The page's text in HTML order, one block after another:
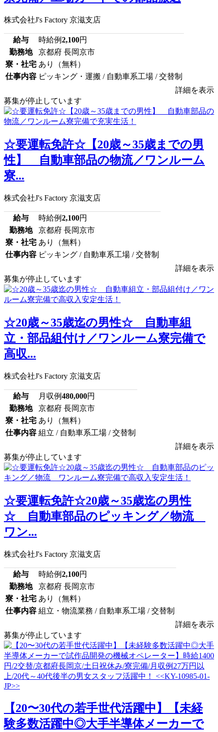
株式会社J's Factory 京滋支店
給与 時給例2,100円
勤務地
京都府 長岡京市
寮・社宅 あり（無料）
仕事内容 ピッキング・運搬 / 自動車系工場 / 交替制
詳細を表示
募集が停止しています
☆要運転免許☆【20歳～35歳までの男
性】 自動車部品の物流／ワンルーム
寮...
株式会社J's Factory 京滋支店
給与 時給例2,100円
勤務地
京都府 長岡京市
寮・社宅 あり（無料）
仕事内容 ピッキング / 自動車系工場 / 交替制
詳細を表示
募集が停止しています
☆20歳～35歳迄の男性☆ 自動車組
立・部品組付け／ワンルーム寮完備で
高収...
株式会社J's Factory 京滋支店
給与 月収例480,000円
勤務地
京都府 長岡京市
寮・社宅 あり（無料）
仕事内容 組立 / 自動車系工場 / 交替制
詳細を表示
募集が停止しています
☆要運転免許☆20歳～35歳迄の男性
☆ 自動車部品のピッキング／物流
ワン...
株式会社J's Factory 京滋支店
給与 時給例2,100円
勤務地
京都府 長岡京市
寮・社宅 あり（無料）
仕事内容 組立・物流業務 / 自動車系工場 / 交替制
詳細を表示
募集が停止しています
【20〜30代の若手世代活躍中】【未経
験多数活躍中◎大手半導体メーカーで